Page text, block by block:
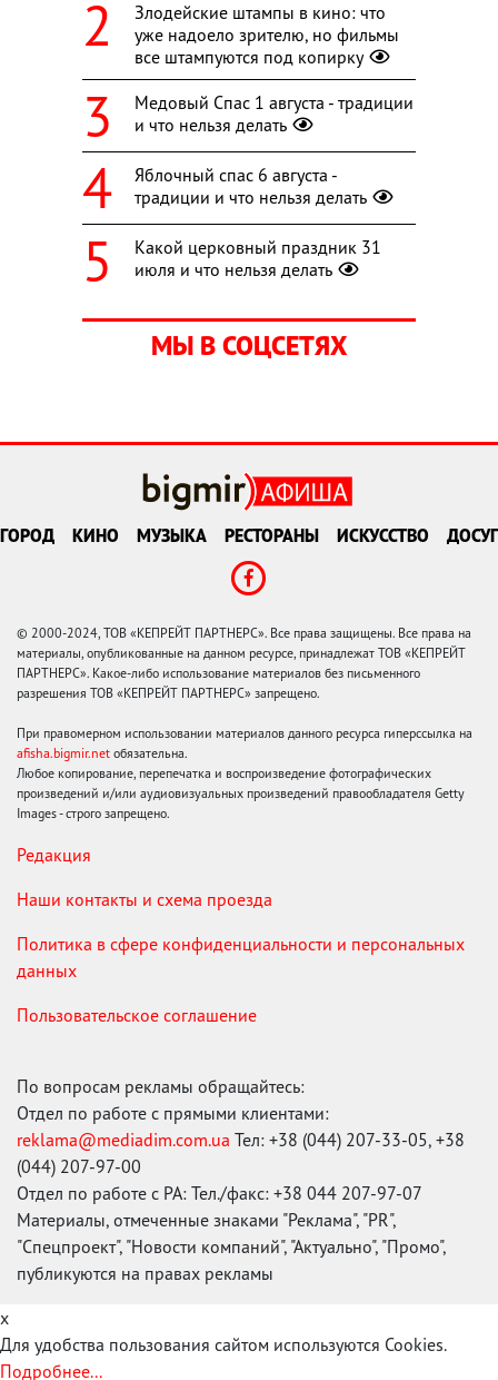
Злодейские штампы в кино: что
уже надоело зрителю, но фильмы
все штампуются под копирку
Медовый Спас 1 августа - традиции
и что нельзя делать
Яблочный спас 6 августа -
традиции и что нельзя делать
Какой церковный праздник 31
июля и что нельзя делать
МЫ В СОЦСЕТЯХ
ГОРОД КИНО МУЗЫКА РЕСТОРАНЫ ИСКУССТВО ДОСУГ
© 2000-2024, ТОВ «КЕПРЕЙТ ПАРТНЕРС». Все права защищены. Все права на
материалы, опубликованные на данном ресурсе, принадлежат ТОВ «КЕПРЕЙТ
ПАРТНЕРС». Какое-либо использование материалов без письменного
разрешения ТОВ «КЕПРЕЙТ ПАРТНЕРС» запрещено.
При правомерном использовании материалов данного ресурса гиперссылка на
afisha.bigmir.net обязательна.
Любое копирование, перепечатка и воспроизведение фотографических
произведений и/или аудиовизуальных произведений правообладателя Getty
Images - строго запрещено.
Редакция
Наши контакты и схема проезда
Политика в сфере конфиденциальности и персональных
данных
Пользовательское соглашение
По вопросам рекламы обращайтесь:
Отдел по работе с прямыми клиентами:
reklama@mediadim.com.ua Тел: +38 (044) 207-33-05, +38
(044) 207-97-00
Отдел по работе с РА: Тел./факс: +38 044 207-97-07
Материалы, отмеченные знаками "Реклама", "PR",
"Спецпроект", "Новости компаний", "Актуально", "Промо",
публикуются на правах рекламы
x
Для удобства пользования сайтом используются Cookies.
Подробнее...